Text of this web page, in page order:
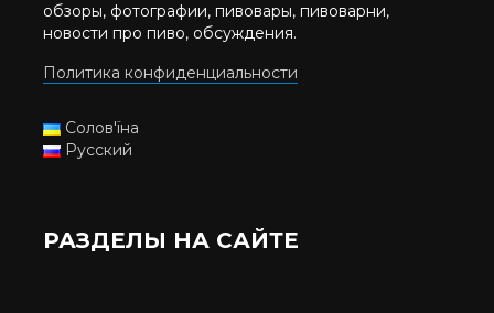
обзоры, фотографии, пивовары, пивоварни,
новости про пиво, обсуждения.
Политика конфиденциальности
Солов'їна
Русский
РАЗДЕЛЫ НА САЙТЕ